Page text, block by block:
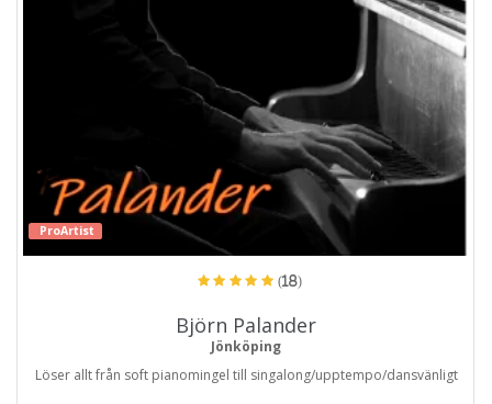
ProArtist
(18)
Björn Palander
Jönköping
Löser allt från soft pianomingel till singalong/upptempo/dansvänligt